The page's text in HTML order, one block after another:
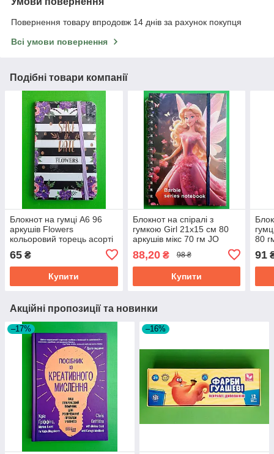
Повернення товару впродовж 14 днів за рахунок покупця
Всі умови повернення
Подібні товари компанії
Блокнот на гумці А6 96
аркушів Flowers
кольоровий торець асорті
65 ₴
Купити
Блокнот на спіралі з
гумкою Girl 21x15 см 80
аркушів мікс 70 гм JO
88,20₴ 98 ₴
Купити
80
91
Акційні пропозиції та новинки
–17% –16%